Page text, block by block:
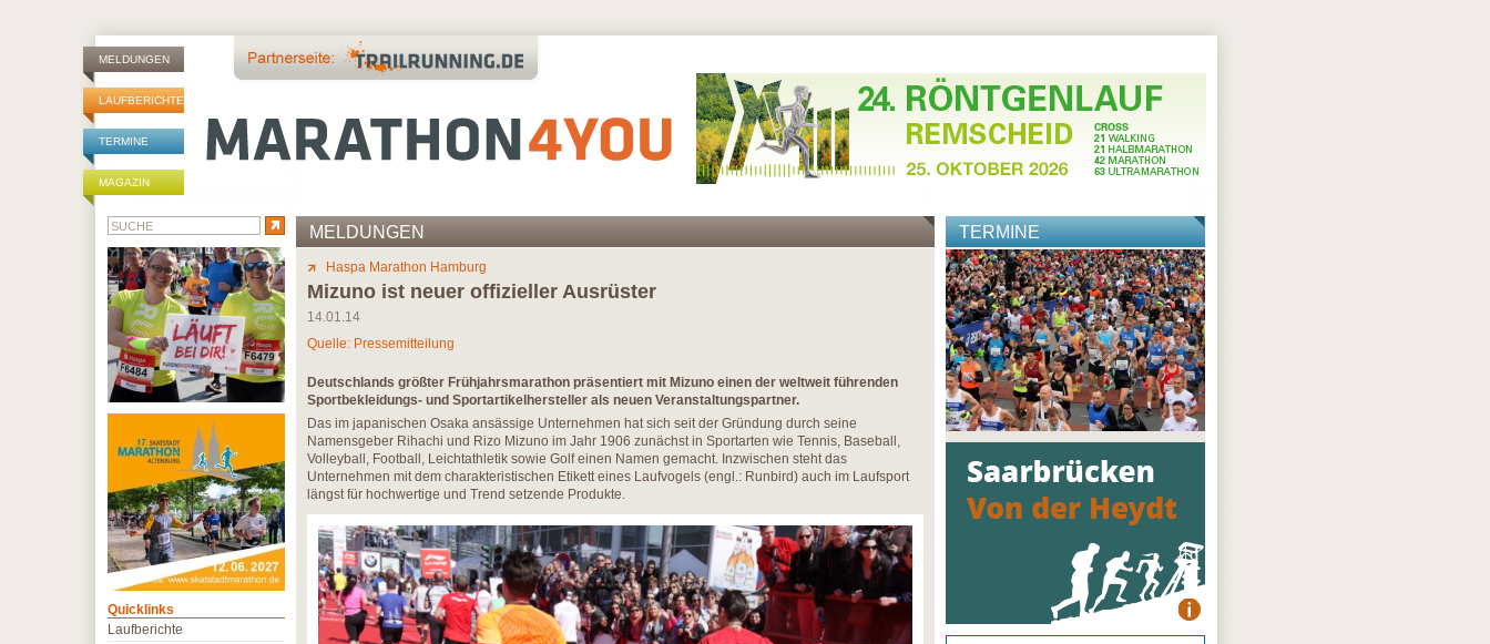
MELDUNGEN
LAUFBERICHTE
TERMINE
MAGAZIN
MELDUNGEN
Haspa Marathon Hamburg
Mizuno ist neuer offizieller Ausrüster
14.01.14
Quelle: Pressemitteilung
Deutschlands größter Frühjahrsmarathon präsentiert mit Mizuno einen der weltweit führenden
Sportbekleidungs- und Sportartikelhersteller als neuen Veranstaltungspartner.
Das im japanischen Osaka ansässige Unternehmen hat sich seit der Gründung durch seine
Namensgeber Rihachi und Rizo Mizuno im Jahr 1906 zunächst in Sportarten wie Tennis, Baseball,
Volleyball, Football, Leichtathletik sowie Golf einen Namen gemacht. Inzwischen steht das
Unternehmen mit dem charakteristischen Etikett eines Laufvogels (engl.: Runbird) auch im Laufsport
längst für hochwertige und Trend setzende Produkte.
TERMINE
Quicklinks
Laufberichte